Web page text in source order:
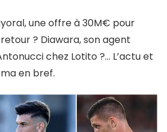
une offre à 30M€ pour
? Diawara, son agent
chez Lotito ?… L’actu et
en bref.